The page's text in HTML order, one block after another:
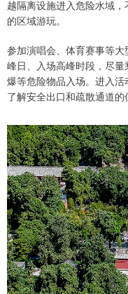
越隔离设施进入危险水域
的区域游玩。
参加演唱会、体育赛事等
峰日、入场高峰时段，尽
爆等危险物品入场。进入
了解安全出口和疏散通道的